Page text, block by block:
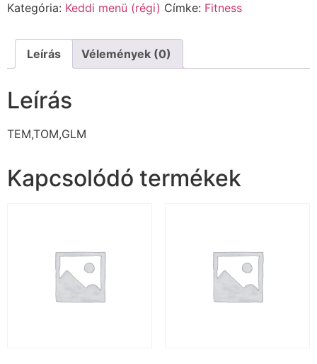
Kategória: Keddi menü (régi) Címke: Fitness
Leírás Vélemények (0)
Leírás
TEM,TOM,GLM
Kapcsolódó termékek